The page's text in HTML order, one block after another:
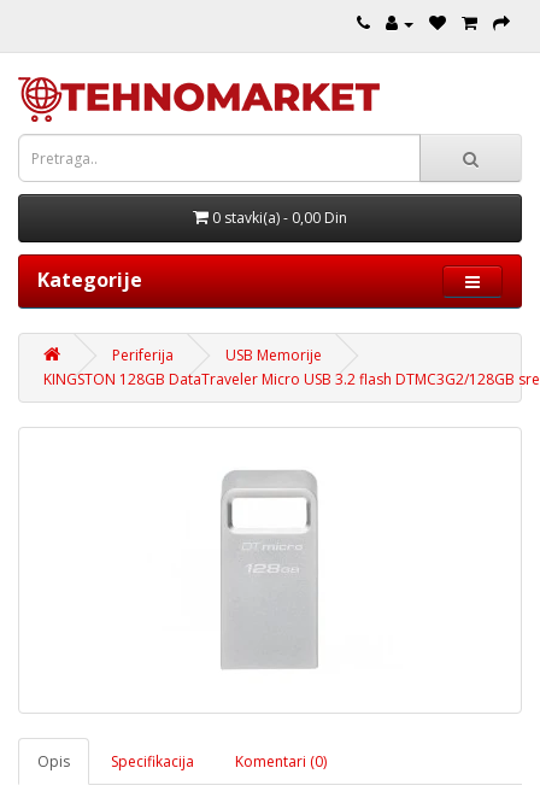
0 stavki(a) - 0,00 Din
Kategorije
Periferija
USB Memorije
KINGSTON 128GB DataTraveler Micro USB 3.2 flash DTMC3G2/128GB
Opis Specifikacija Komentari (0)